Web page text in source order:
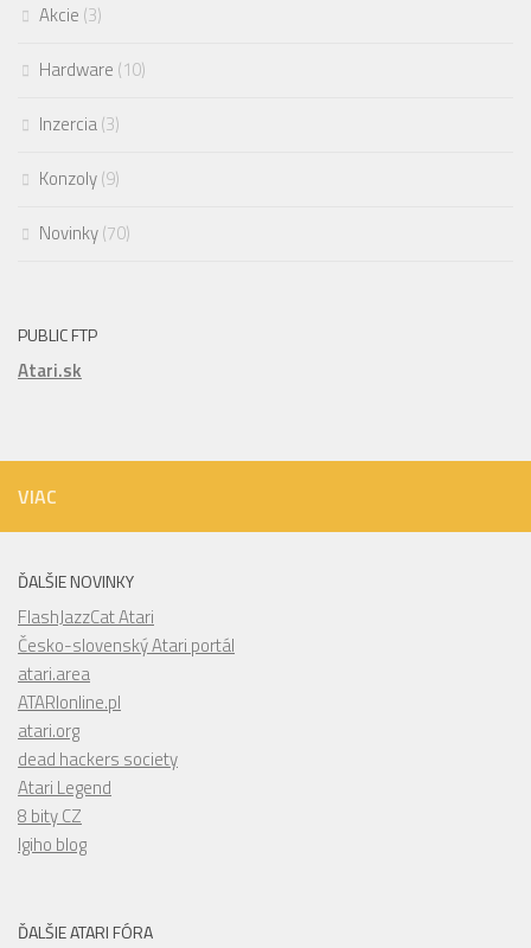
Akcie (3)
Hardware (10)
Inzercia(3)
Konzoly(9)
Novinky(70)
PUBLIC FTP
Atari.sk
VIAC
ĎALŠIE NOVINKY
FlashJazzCat Atari
Česko-slovenský Atari portál
atari.area
ATARIonline.pl
atari.org
dead hackers society
Atari Legend
8 bity CZ
Igiho blog
ĎALŠIE ATARI FÓRA